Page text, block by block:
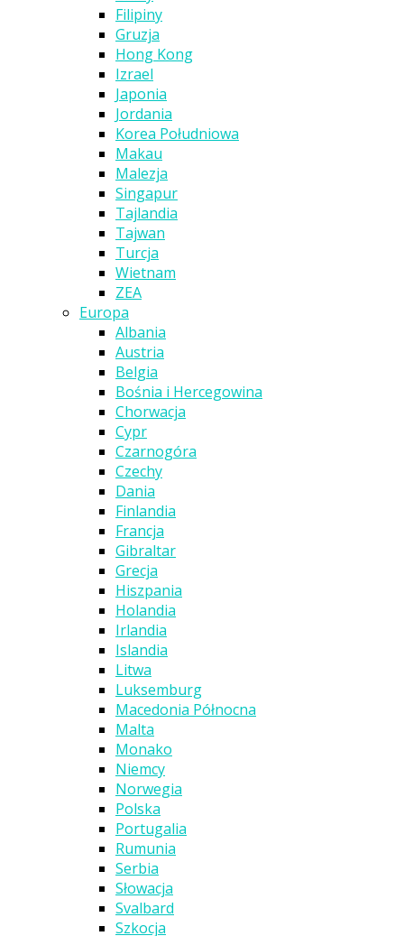
Filipiny
Gruzja
Hong Kong
Izrael
Japonia
Jordania
Korea Południowa
Makau
Malezja
Singapur
Tajlandia
Tajwan
Turcja
Wietnam
ZEA
Europa
Albania
Austria
Belgia
Bośnia i Hercegowina
Chorwacja
Cypr
Czarnogóra
Czechy
Dania
Finlandia
Francja
Gibraltar
Grecja
Hiszpania
Holandia
Irlandia
Islandia
Litwa
Luksemburg
Macedonia Północna
Malta
Monako
Niemcy
Norwegia
Polska
Portugalia
Rumunia
Serbia
Słowacja
Svalbard
Szkocja